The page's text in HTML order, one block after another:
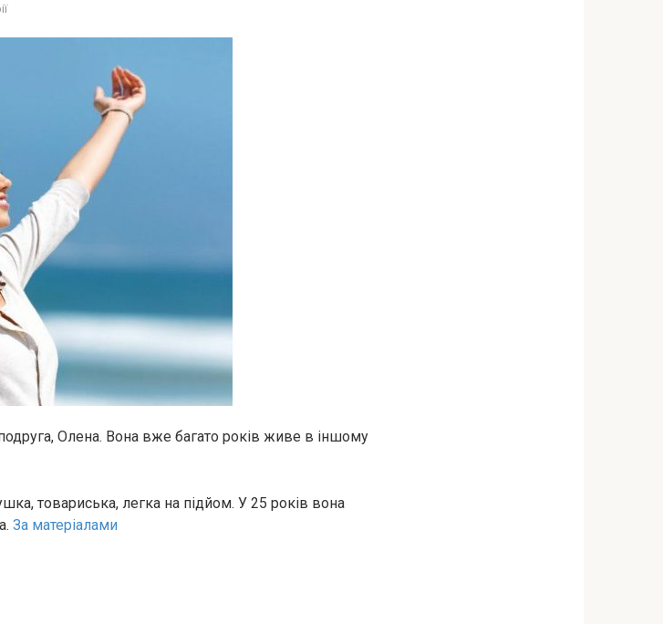
Олена. Вона вже багато років живе в іншому
товариська, легка на підйом. У 25 років вона
За матеріалами